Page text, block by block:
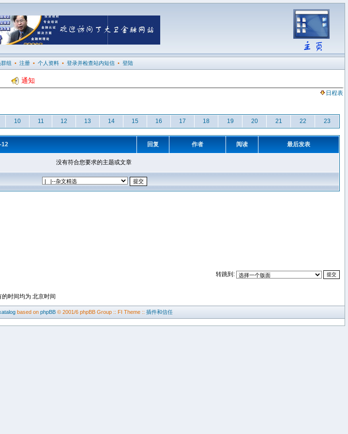
组 • 注册 • 个人资料 • 登录并检查站内短信 • 登陆
通知
日程表
10 11 12 13 14 15 16 17 18 19 20 21 22 23
12 回复 作者 阅读 最后发表
没有符合您要求的主题或文章
转跳到:
的时间均为 北京时间
based on phpBB © 2001/6 phpBB Group :: FI Theme :: 插件和信任